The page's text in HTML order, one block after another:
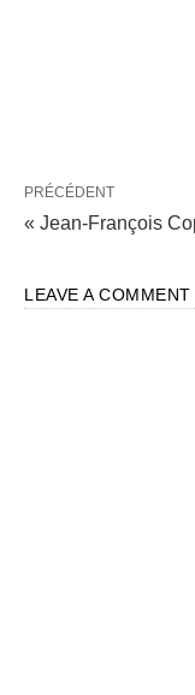
PRÉCÉDENT
« Jean-François
LEAVE A COMMENT